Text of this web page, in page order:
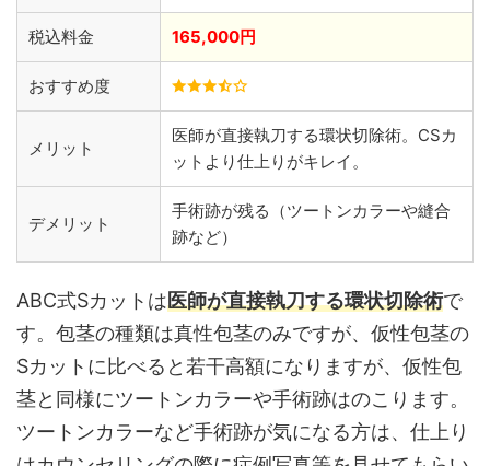
税込料金 165,000円
おすすめ度
メリット
医師が直接執刀する環状切除術。CSカ
ットより仕上りがキレイ。
デメリット
手術跡が残る（ツートンカラーや縫合
跡など）
ABC式Sカットは医師が直接執刀する環状切除術で
す。包茎の種類は真性包茎のみですが、仮性包茎の
Sカットに比べると若干高額になりますが、仮性包
茎と同様にツートンカラーや手術跡はのこります。
ツートンカラーなど手術跡が気になる方は、仕上り